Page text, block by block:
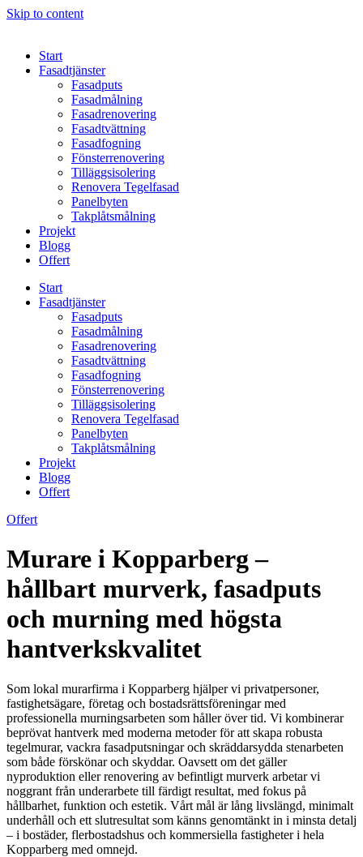
Skip to content
Start
Fasadtjänster
Fasadputs
Fasadmålning
Fasadrenovering
Fasadtvättning
Fasadfogning
Fönsterrenovering
Tilläggsisolering
Renovera Tegelfasad
Panelbyten
Takplåtsmålning
Projekt
Blogg
Offert
Start
Fasadtjänster
Fasadputs
Fasadmålning
Fasadrenovering
Fasadtvättning
Fasadfogning
Fönsterrenovering
Tilläggsisolering
Renovera Tegelfasad
Panelbyten
Takplåtsmålning
Projekt
Blogg
Offert
Offert
Murare i Kopparberg –
hållbart murverk, fasadputs
och murning med högsta
hantverkskvalitet
Som lokal murarfirma i Kopparberg hjälper vi privatpersoner,
fastighetsägare, företag och bostadsrättsföreningar med
professionella murningsarbeten som håller över tid. Vi kombinerar
beprövat hantverk med moderna metoder för att skapa robusta
tegelmurar, vackra fasadputsningar och skräddarsydda stenarbeten
som både förskönar och skyddar. Oavsett om det gäller
nyproduktion eller renovering av befintligt murverk arbetar vi
noggrant från underarbete till färdigt resultat, med fokus på
hållbarhet, funktion och estetik. Vårt mål är lång livslängd, minimalt
underhåll och ett slutresultat som känns genomtänkt in i minsta detalj
– i bostäder, flerbostadshus och kommersiella fastigheter i hela
Kopparberg med omnejd.